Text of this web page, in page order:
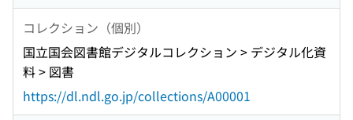
コレクション（個別）
国立国会図書館デジタルコレクション > デジタル化資
料 > 図書
https://dl.ndl.go.jp/collections/A00001